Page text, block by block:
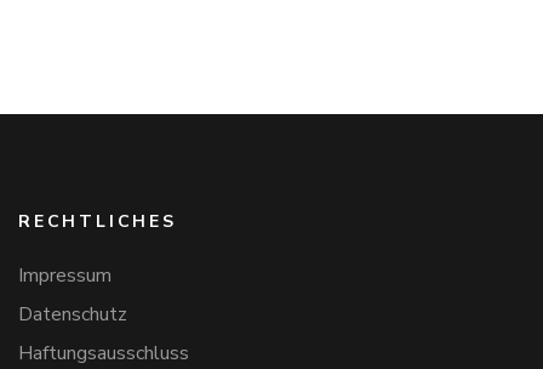
RECHTLICHES
Impressum
Datenschutz
Haftungsausschluss